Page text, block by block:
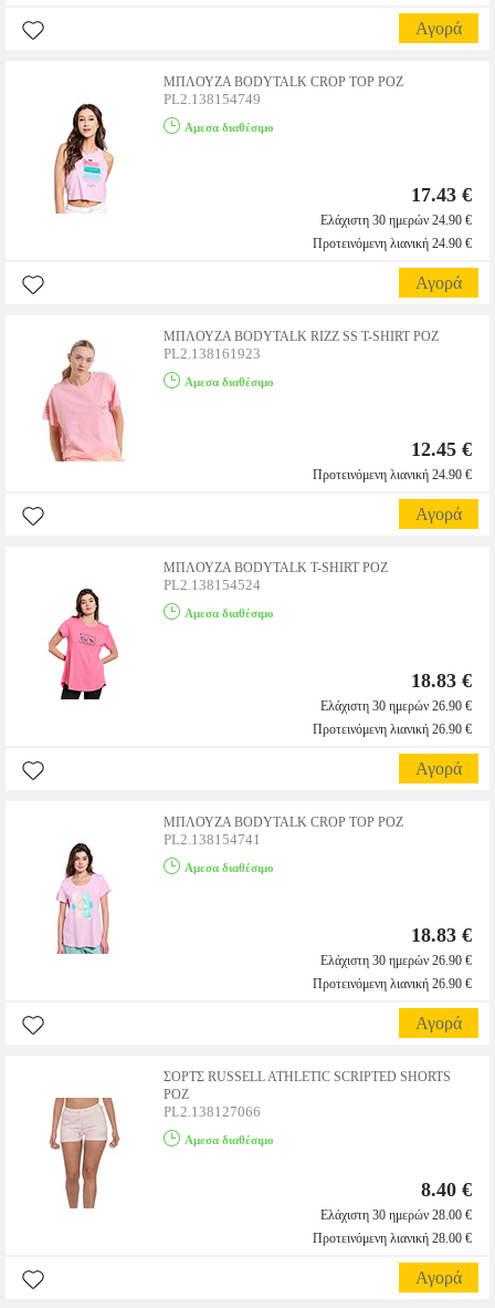
Αγορά
ΜΠΛΟΥΖΑ BODYTALK CROP TOP ΡΟΖ
PL2.138154749
Αμεσα διαθέσιμο
17.43 €
Ελάχιστη 30 ημερών 24.90 €
Προτεινόμενη λιανική 24.90 €
Αγορά
ΜΠΛΟΥΖΑ BODYTALK RIZZ SS T-SHIRT ΡΟΖ
PL2.138161923
Αμεσα διαθέσιμο
12.45 €
Προτεινόμενη λιανική 24.90 €
Αγορά
ΜΠΛΟΥΖΑ BODYTALK T-SHIRT ΡΟΖ
PL2.138154524
Αμεσα διαθέσιμο
18.83 €
Ελάχιστη 30 ημερών 26.90 €
Προτεινόμενη λιανική 26.90 €
Αγορά
ΜΠΛΟΥΖΑ BODYTALK CROP TOP ΡΟΖ
PL2.138154741
Αμεσα διαθέσιμο
18.83 €
Ελάχιστη 30 ημερών 26.90 €
Προτεινόμενη λιανική 26.90 €
Αγορά
ΣΟΡΤΣ RUSSELL ATHLETIC SCRIPTED SHORTS
ΡΟΖ
PL2.138127066
Αμεσα διαθέσιμο
8.40 €
Ελάχιστη 30 ημερών 28.00 €
Προτεινόμενη λιανική 28.00 €
Αγορά